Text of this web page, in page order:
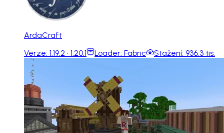
ArdaCraft
Verze: 1.19.2 · 1.20.1 Loader: Fabric Stažení: 936.3 tis.